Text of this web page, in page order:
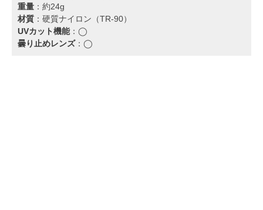
重量 ：約24g
材質 ：硬質ナイロン（TR-90）
UVカット機能：◯
曇り止めレンズ：◯